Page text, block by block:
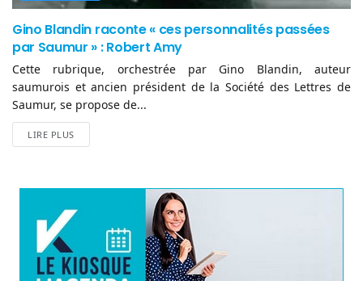
Gino Blandin raconte « ces personnalités passées
par Saumur » : Robert Amy
Cette rubrique, orchestrée par Gino Blandin, auteur
saumurois et ancien président de la Société des Lettres de
Saumur, se propose de...
LIRE PLUS